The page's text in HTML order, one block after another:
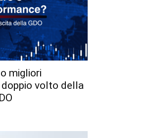
migliori
volto della